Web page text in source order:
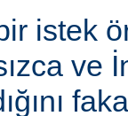
istek